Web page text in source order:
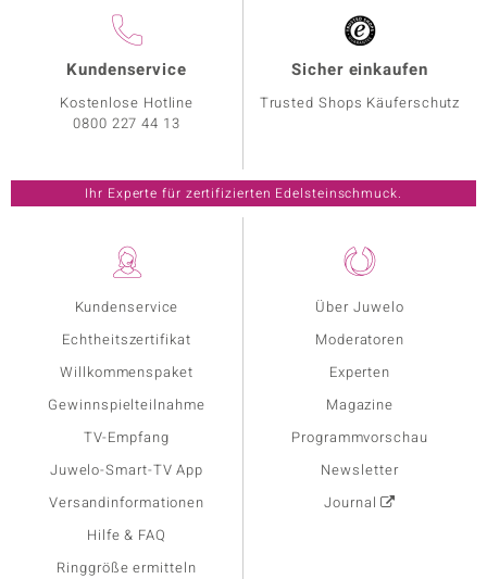
Kundenservice
Echtheitszertifikat
Willkommenspaket
Gewinnspielteilnahme
TV-Empfang
Juwelo-Smart-TV App
Versandinformationen
Hilfe & FAQ
Ringgröße ermitteln
Über Juwelo
Moderatoren
Experten
Magazine
Programmvorschau
Newsletter
Journal
Kundenservice
Kostenlose Hotline
0800 227 44 13
Sicher einkaufen
Trusted Shops Käuferschutz
Ihr Experte für zertifizierten Edelsteinschmuck.